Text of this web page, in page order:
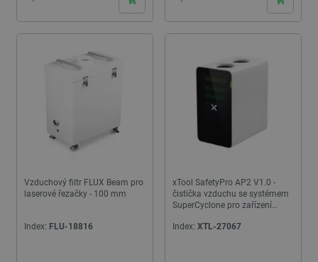
Vzduchový filtr FLUX Beam pro
laserové řezačky - 100 mm
Index: FLU-18816
xTool SafetyPro AP2 V1.0 -
čistička vzduchu se systémem
SuperCyclone pro zařízení
Index: XTL-27067